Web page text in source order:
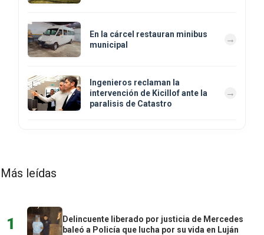
En la cárcel restauran minibus
municipal
Ingenieros reclaman la
intervención de Kicillof ante la
paralisis de Catastro
Más leídas
1
Delincuente liberado por justicia de Mercedes
baleó a Policía que lucha por su vida en Luján